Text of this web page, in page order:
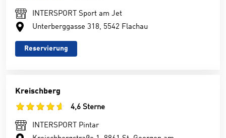
INTERSPORT Sport am Jet
Unterberggasse 318, 5542 Flachau
Reservierung
Kreischberg
4,6 Sterne
INTERSPORT Pintar